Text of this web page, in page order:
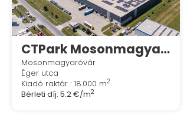
CTPark Mosonmagyaróvár - MOSN 01
Mosonmagyaróvár
Éger utca
Kiadó raktár : 18.000 m2
Bérleti díj: 5.2 €/m2